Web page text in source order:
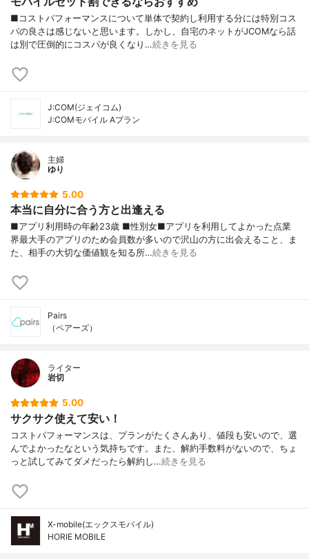
■コストパフォーマンスについて単体で契約し利用する分には特別コス
パの良さは感じないと思います。しかし、自宅のネットがJCOMなら話
は別で圧倒的にコスパが良くなり…続きを見る
J:COM(ジェイコム)
J:COMモバイル Aプラン
主婦
ゆり
5.00
本当に自分に合う方と出逢える
■アプリ利用時の年齢23歳 ■性別女■アプリを利用してよかった点業
界最大手のアプリのため会員数が多いので沢山の方に出会えること、ま
た、相手の大切な価値観を知る所…続きを見る
Pairs
（ペアーズ）
ライター
岩切
5.00
サクサク使えて安い！
コストパフォーマンスは、プランがたくさんあり、値段も安いので、選
んでよかったなという気持ちです。また、解約手数料がないので、ちょ
っと試してみてダメだったら解約し…続きを見る
X-mobile(エックスモバイル)
HORIE MOBILE